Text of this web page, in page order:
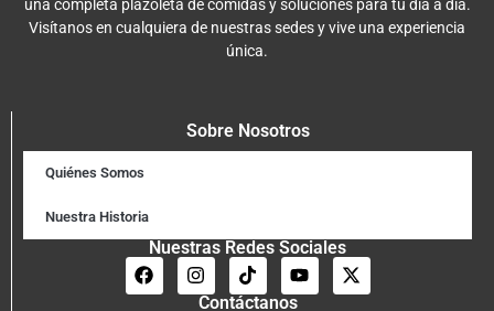
una completa plazoleta de comidas y soluciones para tu día a día.
Visítanos en cualquiera de nuestras sedes y vive una experiencia
única.
Sobre Nosotros
Quiénes Somos
Nuestra Historia
Nuestras Redes Sociales
Contáctanos